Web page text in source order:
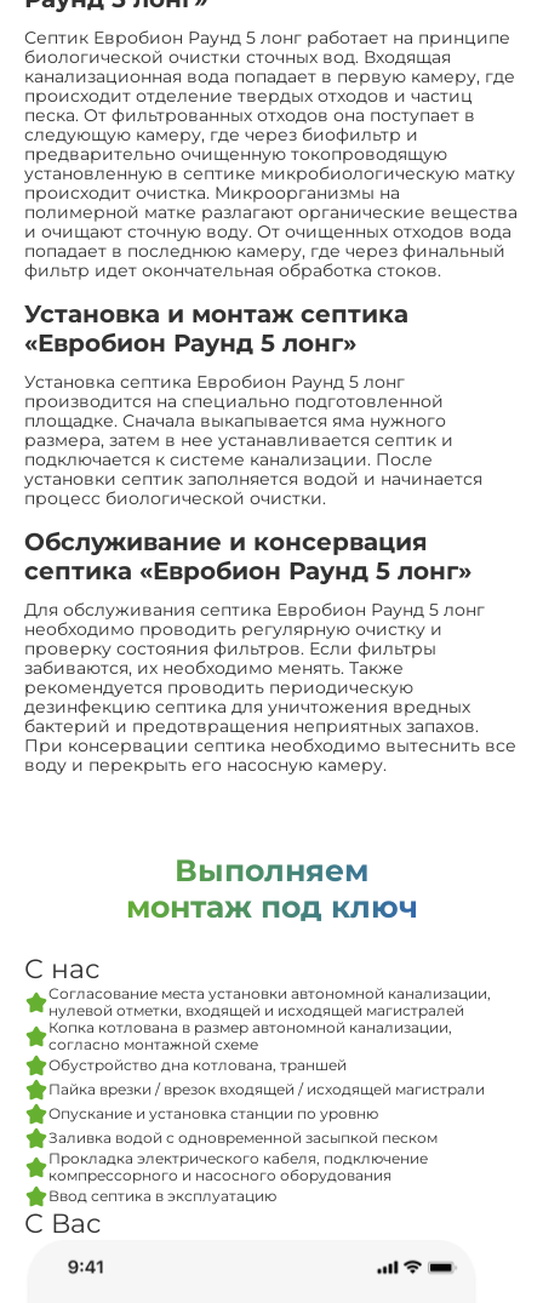
Септик Евробион Раунд 5 лонг работает на принципе
биологической очистки сточных вод. Входящая
канализационная вода попадает в первую камеру, где
происходит отделение твердых отходов и частиц
песка. От фильтрованных отходов она поступает в
следующую камеру, где через биофильтр и
предварительно очищенную токопроводящую
установленную в септике микробиологическую матку
происходит очистка. Микроорганизмы на
полимерной матке разлагают органические вещества
и очищают сточную воду. От очищенных отходов вода
попадает в последнюю камеру, где через финальный
фильтр идет окончательная обработка стоков.
Установка и монтаж септика
«Евробион Раунд 5 лонг»
Установка септика Евробион Раунд 5 лонг
производится на специально подготовленной
площадке. Сначала выкапывается яма нужного
размера, затем в нее устанавливается септик и
подключается к системе канализации. После
установки септик заполняется водой и начинается
процесс биологической очистки.
Обслуживание и консервация
септика «Евробион Раунд 5 лонг»
Для обслуживания септика Евробион Раунд 5 лонг
необходимо проводить регулярную очистку и
проверку состояния фильтров. Если фильтры
забиваются, их необходимо менять. Также
рекомендуется проводить периодическую
дезинфекцию септика для уничтожения вредных
бактерий и предотвращения неприятных запахов.
При консервации септика необходимо вытеснить все
воду и перекрыть его насосную камеру.
Выполняем
монтаж под ключ
С нас
Согласование места установки автономной канализации,
нулевой отметки, входящей и исходящей магистралей
Копка котлована в размер автономной канализации,
согласно монтажной схеме
Обустройство дна котлована, траншей
Пайка врезки / врезок входящей / исходящей магистрали
Опускание и установка станции по уровню
Заливка водой с одновременной засыпкой песком
Прокладка электрического кабеля, подключение
компрессорного и насосного оборудования
Ввод септика в эксплуатацию
С Вас